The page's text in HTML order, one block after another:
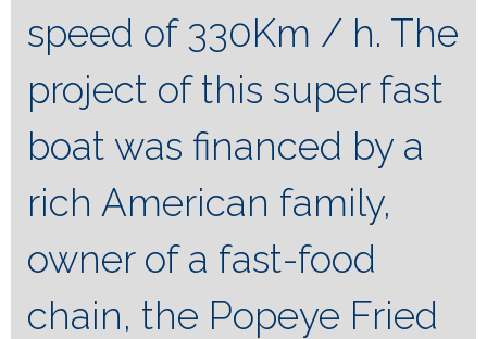
speed of 330Km / h. The
project of this super fast
boat was financed by a
rich American family,
owner of a fast-food
chain, the Popeye Fried